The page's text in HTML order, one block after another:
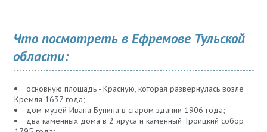
Что посмотреть в Ефремове Тульской
области:
основную площадь - Красную, которая развернулась возле
Кремля 1637 года;
дом-музей Ивана Бунина в старом здании 1906 года;
два каменных дома в 2 яруса и каменный Троицкий собор